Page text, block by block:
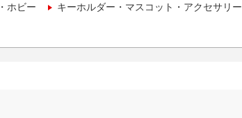
ホビー キーホルダー・マスコット・アクセサリー